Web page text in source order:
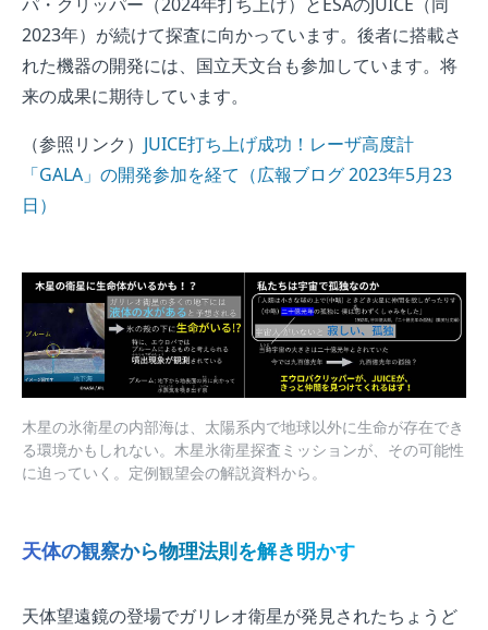
2023年）が続けて探査に向かっています。後者に搭載さ
れた機器の開発には、国立天文台も参加しています。将
来の成果に期待しています。
（参照リンク） JUICE打ち上げ成功！レーザ高度計
「GALA」の開発参加を経て（広報ブログ 2023年5月23
日）
木星の氷衛星の内部海は、太陽系内で地球以外に生命が存在でき
る環境かもしれない。木星氷衛星探査ミッションが、その可能性
に迫っていく。定例観望会の解説資料から。
天体の観察から物理法則を解き明かす
天体望遠鏡の登場でガリレオ衛星が発見されたちょうど